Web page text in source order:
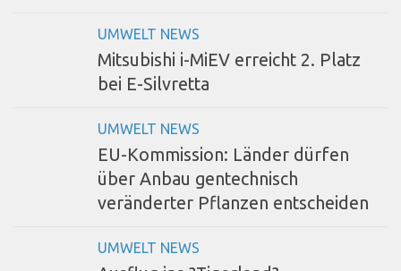
UMWELT NEWS
Mitsubishi i-MiEV erreicht 2. Platz
bei E-Silvretta
UMWELT NEWS
EU-Kommission: Länder dürfen
über Anbau gentechnisch
veränderter Pflanzen entscheiden
UMWELT NEWS